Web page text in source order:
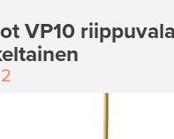
VP10
2